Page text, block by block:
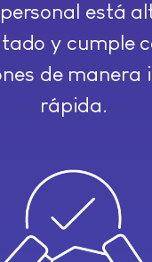
está
y cumple
de manera
rápida.